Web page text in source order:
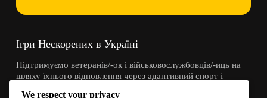
Ігри Нескорених в Україні
Підтримуємо ветеранів/-ок і військовослужбовців/-иць на
шляху їхнього відновлення через адаптивний спорт і
We respect your privacy